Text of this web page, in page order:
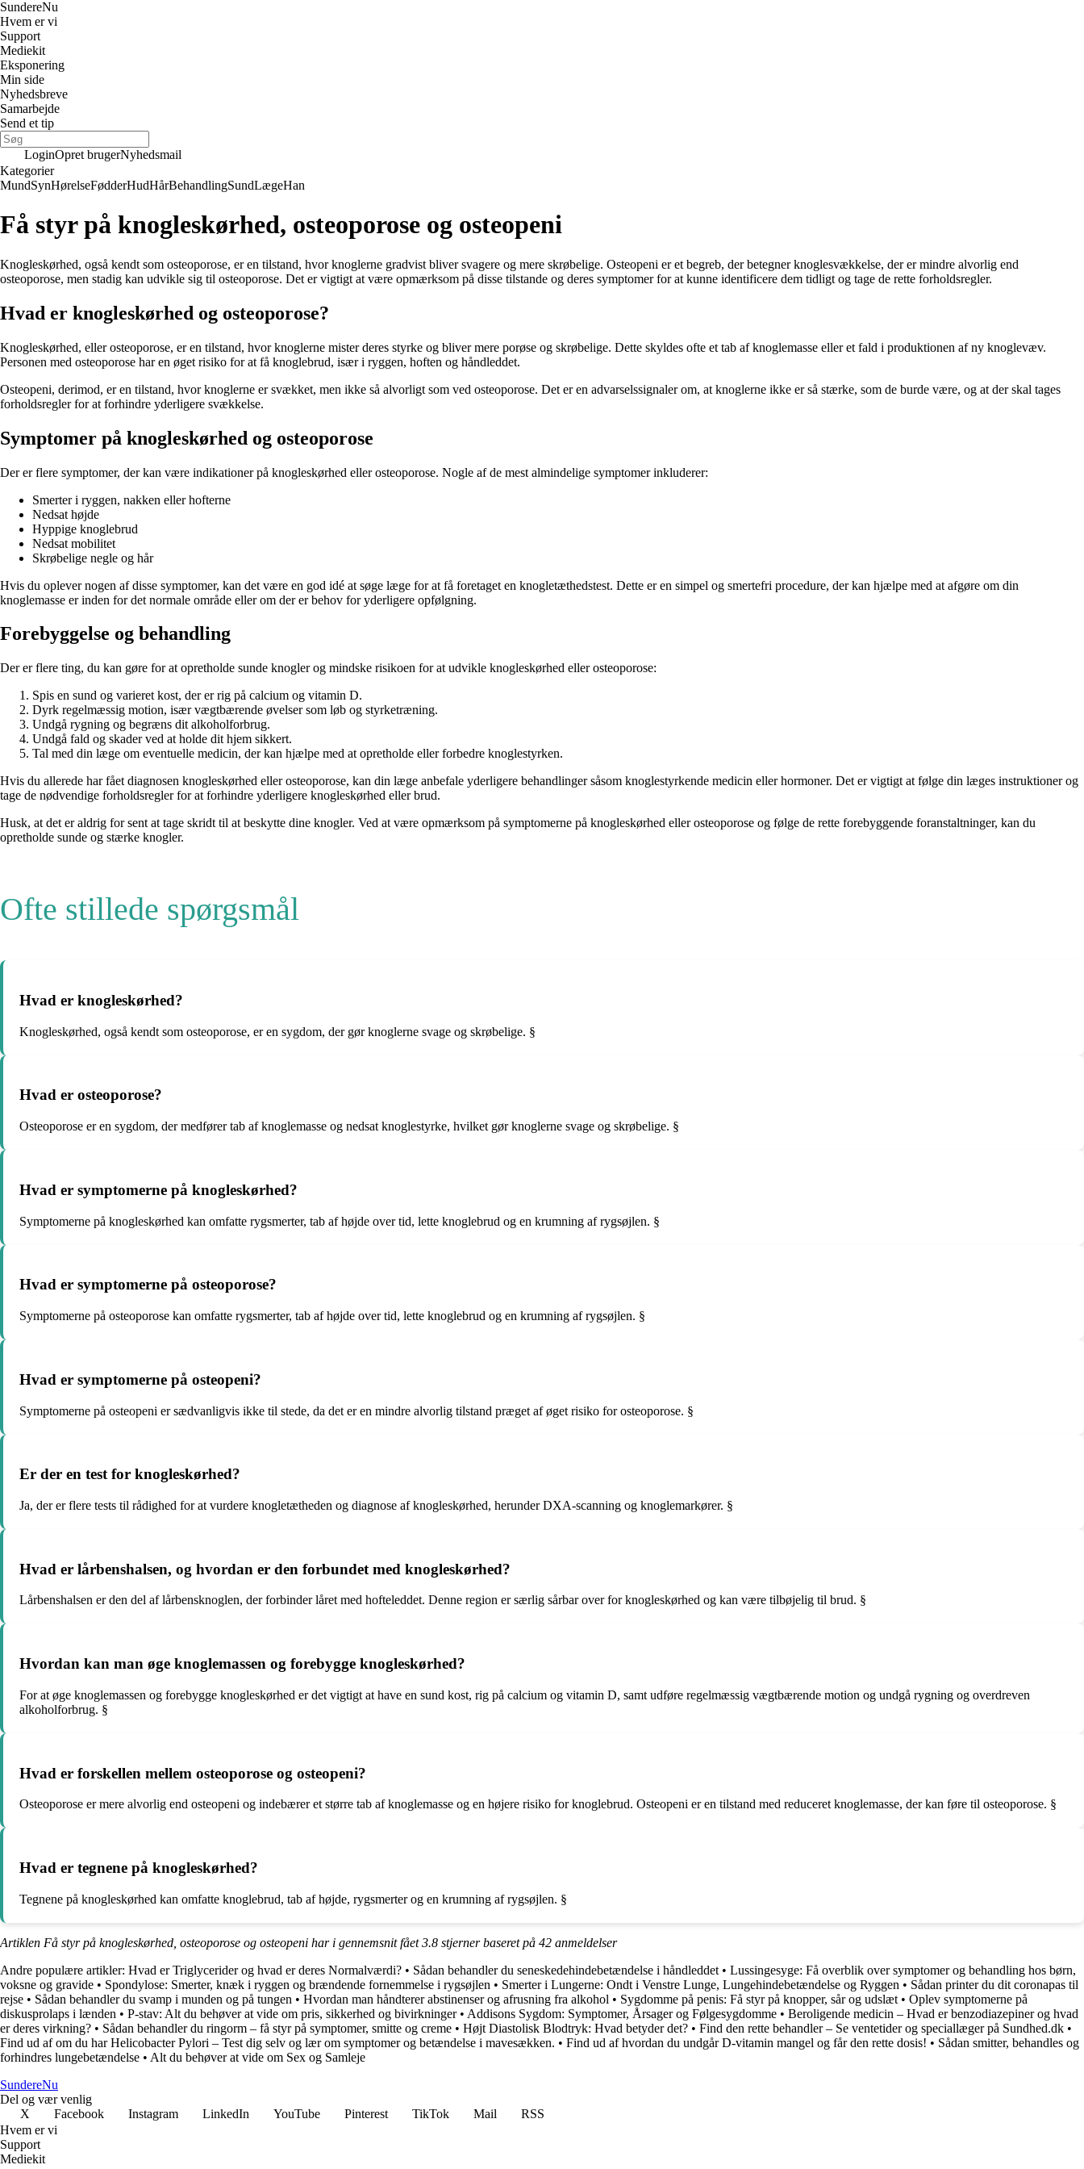
SundereNu
Hvem er vi
Support
Mediekit
Eksponering
Min side
Nyhedsbreve
Samarbejde
Send et tip
LoginOpret brugerNyhedsmail
Kategorier
MundSynHørelseFødderHudHårBehandlingSundLægeHan
Få styr på knogleskørhed, osteoporose og osteopeni
Knogleskørhed, også kendt som osteoporose, er en tilstand, hvor knoglerne gradvist bliver svagere og mere skrøbelige. Osteopeni er et begreb, der betegner knoglesvækkelse, der er mindre alvorlig end
osteoporose, men stadig kan udvikle sig til osteoporose. Det er vigtigt at være opmærksom på disse tilstande og deres symptomer for at kunne identificere dem tidligt og tage de rette forholdsregler.
Hvad er knogleskørhed og osteoporose?
Knogleskørhed, eller osteoporose, er en tilstand, hvor knoglerne mister deres styrke og bliver mere porøse og skrøbelige. Dette skyldes ofte et tab af knoglemasse eller et fald i produktionen af ​​ny knoglevæv.
Personen med osteoporose har en øget risiko for at få knoglebrud, især i ryggen, hoften og håndleddet.
Osteopeni, derimod, er en tilstand, hvor knoglerne er svækket, men ikke så alvorligt som ved osteoporose. Det er en advarselssignaler om, at knoglerne ikke er så stærke, som de burde være, og at der skal tages
forholdsregler for at forhindre yderligere svækkelse.
Symptomer på knogleskørhed og osteoporose
Der er flere symptomer, der kan være indikationer på knogleskørhed eller osteoporose. Nogle af de mest almindelige symptomer inkluderer:
Smerter i ryggen, nakken eller hofterne
Nedsat højde
Hyppige knoglebrud
Nedsat mobilitet
Skrøbelige negle og hår
Hvis du oplever nogen af disse symptomer, kan det være en god idé at søge læge for at få foretaget en knogletæthedstest. Dette er en simpel og smertefri procedure, der kan hjælpe med at afgøre om din
knoglemasse er inden for det normale område eller om der er behov for yderligere opfølgning.
Forebyggelse og behandling
Der er flere ting, du kan gøre for at opretholde sunde knogler og mindske risikoen for at udvikle knogleskørhed eller osteoporose:
Spis en sund og varieret kost, der er rig på calcium og vitamin D.
Dyrk regelmæssig motion, især vægtbærende øvelser som løb og styrketræning.
Undgå rygning og begræns dit alkoholforbrug.
Undgå fald og skader ved at holde dit hjem sikkert.
Tal med din læge om eventuelle medicin, der kan hjælpe med at opretholde eller forbedre knoglestyrken.
Hvis du allerede har fået diagnosen knogleskørhed eller osteoporose, kan din læge anbefale yderligere behandlinger såsom knoglestyrkende medicin eller hormoner. Det er vigtigt at følge din læges instruktioner og
tage de nødvendige forholdsregler for at forhindre yderligere knogleskørhed eller brud.
Husk, at det er aldrig for sent at tage skridt til at beskytte dine knogler. Ved at være opmærksom på symptomerne på knogleskørhed eller osteoporose og følge de rette forebyggende foranstaltninger, kan du
opretholde sunde og stærke knogler.
Ofte stillede spørgsmål
Hvad er knogleskørhed?
Knogleskørhed, også kendt som osteoporose, er en sygdom, der gør knoglerne svage og skrøbelige. §
Hvad er osteoporose?
Osteoporose er en sygdom, der medfører tab af knoglemasse og nedsat knoglestyrke, hvilket gør knoglerne svage og skrøbelige. §
Hvad er symptomerne på knogleskørhed?
Symptomerne på knogleskørhed kan omfatte rygsmerter, tab af højde over tid, lette knoglebrud og en krumning af rygsøjlen. §
Hvad er symptomerne på osteoporose?
Symptomerne på osteoporose kan omfatte rygsmerter, tab af højde over tid, lette knoglebrud og en krumning af rygsøjlen. §
Hvad er symptomerne på osteopeni?
Symptomerne på osteopeni er sædvanligvis ikke til stede, da det er en mindre alvorlig tilstand præget af øget risiko for osteoporose. §
Er der en test for knogleskørhed?
Ja, der er flere tests til rådighed for at vurdere knogletætheden og diagnose af knogleskørhed, herunder DXA-scanning og knoglemarkører. §
Hvad er lårbenshalsen, og hvordan er den forbundet med knogleskørhed?
Lårbenshalsen er den del af lårbensknoglen, der forbinder låret med hofteleddet. Denne region er særlig sårbar over for knogleskørhed og kan være tilbøjelig til brud. §
Hvordan kan man øge knoglemassen og forebygge knogleskørhed?
For at øge knoglemassen og forebygge knogleskørhed er det vigtigt at have en sund kost, rig på calcium og vitamin D, samt udføre regelmæssig vægtbærende motion og undgå rygning og overdreven
alkoholforbrug. §
Hvad er forskellen mellem osteoporose og osteopeni?
Osteoporose er mere alvorlig end osteopeni og indebærer et større tab af knoglemasse og en højere risiko for knoglebrud. Osteopeni er en tilstand med reduceret knoglemasse, der kan føre til osteoporose. §
Hvad er tegnene på knogleskørhed?
Tegnene på knogleskørhed kan omfatte knoglebrud, tab af højde, rygsmerter og en krumning af rygsøjlen. §
Artiklen Få styr på knogleskørhed, osteoporose og osteopeni har i gennemsnit fået3.8 stjerner baseret på 42 anmeldelser
Andre populære artikler: Hvad er Triglycerider og hvad er deres Normalværdi? • Sådan behandler du seneskedehindebetændelse i håndleddet • Lussingesyge: Få overblik over symptomer og behandling hos børn,
voksne og gravide • Spondylose: Smerter, knæk i ryggen og brændende fornemmelse i rygsøjlen • Smerter i Lungerne: Ondt i Venstre Lunge, Lungehindebetændelse og Ryggen • Sådan printer du dit coronapas til
rejse • Sådan behandler du svamp i munden og på tungen • Hvordan man håndterer abstinenser og afrusning fra alkohol • Sygdomme på penis: Få styr på knopper, sår og udslæt • Oplev symptomerne på
diskusprolaps i lænden • P-stav: Alt du behøver at vide om pris, sikkerhed og bivirkninger• Addisons Sygdom: Symptomer, Årsager og Følgesygdomme • Beroligende medicin – Hvad er benzodiazepiner og hvad
er deres virkning? • Sådan behandler du ringorm – få styr på symptomer, smitte og creme • Højt Diastolisk Blodtryk: Hvad betyder det? • Find den rette behandler – Se ventetider og speciallæger på Sundhed.dk •
Find ud af om du har Helicobacter Pylori – Test dig selv og lær om symptomer og betændelse i mavesækken. • Find ud af hvordan du undgår D-vitamin mangel og får den rette dosis! • Sådan smitter, behandles og
forhindres lungebetændelse • Alt du behøver at vide om Sex og Samleje
SundereNu
Del og vær venlig
X
Facebook Instagram LinkedIn YouTube Pinterest TikTok Mail
RSS
Hvem er vi
Support
Mediekit